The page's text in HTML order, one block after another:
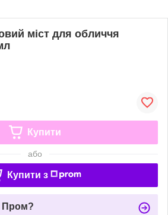
міст для обличчя
Купити
або
Купити з
Пром?